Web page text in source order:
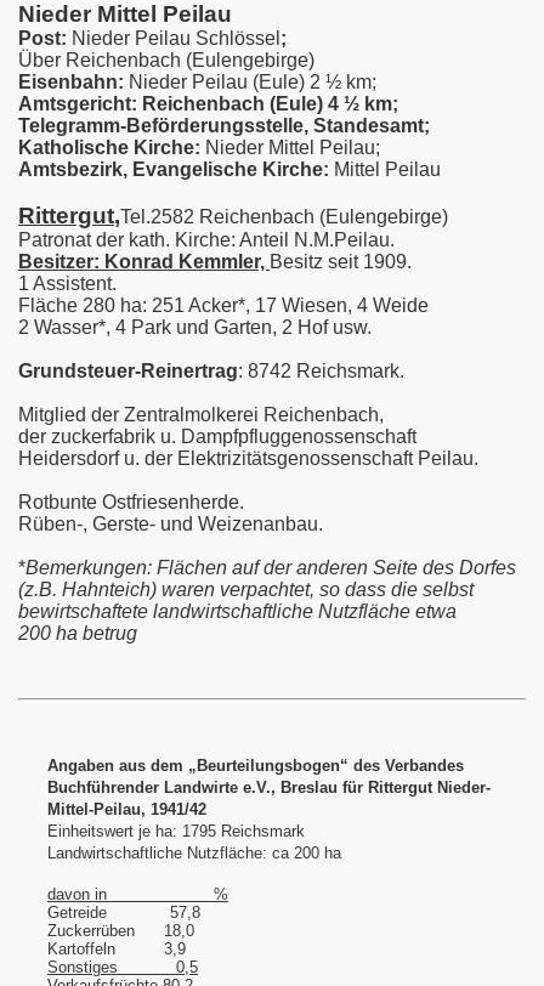
Nieder Mittel Peilau
Post: Nieder Peilau Schlössel ;
Über Reichenbach (Eulengebirge)
Eisenbahn: Nieder Peilau (Eule) 2 ½ km;
Amtsgericht: Reichenbach (Eule) 4 ½ km;
Telegramm-Beförderungsstelle, Standesamt;
Katholische Kirche: Nieder Mittel Peilau;
Amtsbezirk, Evangelische Kirche: Mittel Peilau
Rittergut,Tel.2582 Reichenbach (Eulengebirge)
Patronat der kath. Kirche: Anteil N.M.Peilau.
Besitzer: Konrad Kemmler, Besitz seit 1909.
1 Assistent.
Fläche 280 ha: 251 Acker*, 17 Wiesen, 4 Weide
2 Wasser*, 4 Park und Garten, 2 Hof usw.
Grundsteuer-Reinertrag: 8742 Reichsmark.
Mitglied der Zentralmolkerei Reichenbach,
der zuckerfabrik u. Dampfpfluggenossenschaft
Heidersdorf u. der Elektrizitätsgenossenschaft Peilau.
Rotbunte Ostfriesenherde.
Rüben-, Gerste- und Weizenanbau.
*Bemerkungen: Flächen auf der anderen Seite des Dorfes
(z.B. Hahnteich) waren verpachtet, so dass die selbst
bewirtschaftete landwirtschaftliche Nutzfläche etwa
200 ha betrug
Angaben aus dem „Beurteilungsbogen“ des Verbandes
Buchführender Landwirte e.V., Breslau für Rittergut Nieder-
Mittel-Peilau, 1941/42
Einheitswert je ha: 1795 Reichsmark
Landwirtschaftliche Nutzfläche: ca 200 ha
davon in
%
Getreide 57,8
Zuckerrüben 18,0
Kartoffeln
3,9
Sonstiges 0,5